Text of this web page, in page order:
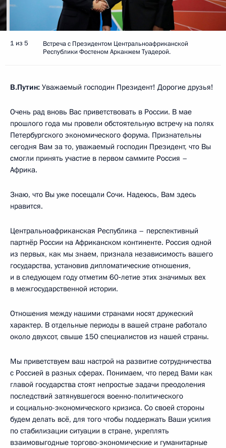
1 из 5
Встреча с Президентом Центральноафриканской
Республики Фостеном Арканжем Туадерой.
В.Путин: Уважаемый господин Президент! Дорогие друзья!
Очень рад вновь Вас приветствовать в России. В мае
прошлого года мы провели обстоятельную встречу на полях
Петербургского экономического форума. Признательны
сегодня Вам за то, уважаемый господин Президент, что Вы
смогли принять участие в первом саммите Россия –
Африка.
Знаю, что Вы уже посещали Сочи. Надеюсь, Вам здесь
нравится.
Центральноафриканская Республика – перспективный
партнёр России на Африканском континенте. Россия одной
из первых, как мы знаем, признала независимость вашего
государства, установив дипломатические отношения,
и в следующем году отметим 60‑летие этих значимых вех
в межгосударственной истории.
Отношения между нашими странами носят дружеский
характер. В отдельные периоды в вашей стране работало
около двухсот, свыше 150 специалистов из нашей страны.
Мы приветствуем ваш настрой на развитие сотрудничества
с Россией в разных сферах. Понимаем, что перед Вами как
главой государства стоят непростые задачи преодоления
последствий затянувшегося военно-политического
и социально-экономического кризиса. Со своей стороны
будем делать всё, для того чтобы поддержать Ваши усилия
по стабилизации ситуации в стране, укреплять
взаимовыгодные торгово-экономические и гуманитарные